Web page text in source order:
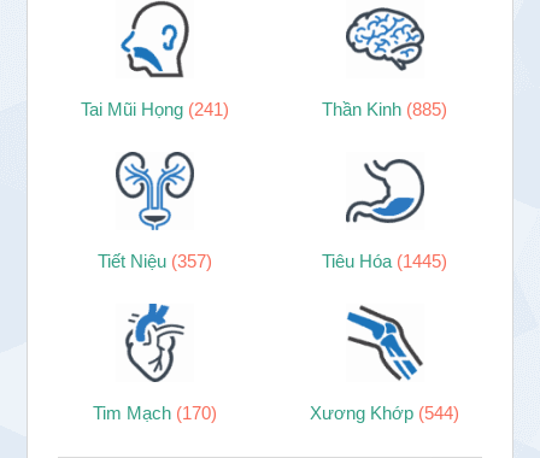
Tai Mũi Họng (241) Thần Kinh (885)
Tiết Niệu (357) Tiêu Hóa (1445)
Tim Mạch (170) Xương Khớp (544)